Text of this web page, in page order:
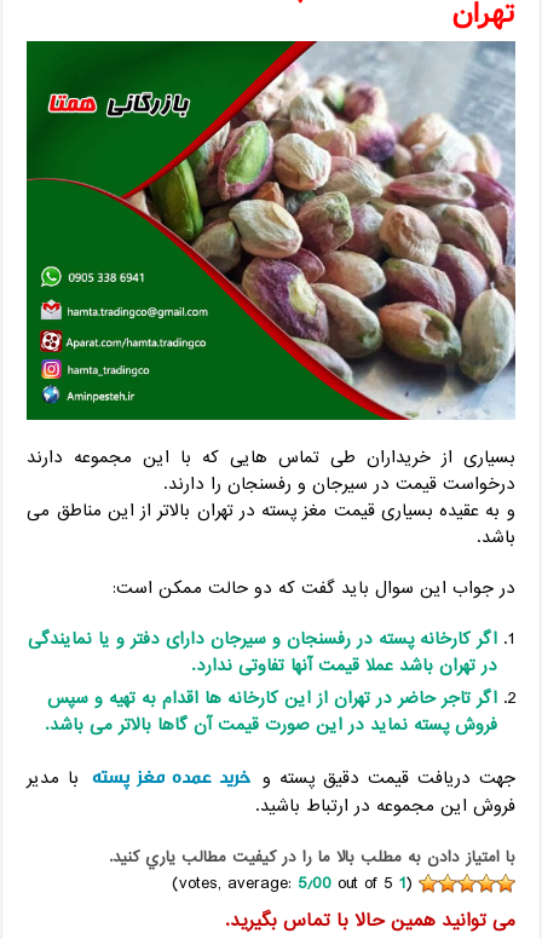
تهران
بسیاری از خریداران طی تماس هایی که با این مجموعه دارند
درخواست قیمت در سیرجان و رفسنجان را دارند.
و به عقیده بسیاری قیمت مغز پسته در تهران بالاتر از این مناطق می
باشد.
در جواب این سوال باید گفت که دو حالت ممکن است:
اگر کارخانه پسته در رفسنجان و سیرجان دارای دفتر و یا نمایندگی
در تهران باشد عملا قیمت آنها تفاوتی ندارد.
اگر تاجر حاضر در تهران از این کارخانه ها اقدام به تهیه و سپس
فروش پسته نماید در این صورت قیمت آن گاها بالاتر می باشد.
جهت دریافت قیمت دقیق پسته و خرید عمده مغز پسته با مدیر
فروش این مجموعه در ارتباط باشید.
با امتياز دادن به مطلب بالا ما را در کيفيت مطالب ياري کنيد.
(
1 5٫00out of 5)
می توانید همین حالا با تماس بگیرید.